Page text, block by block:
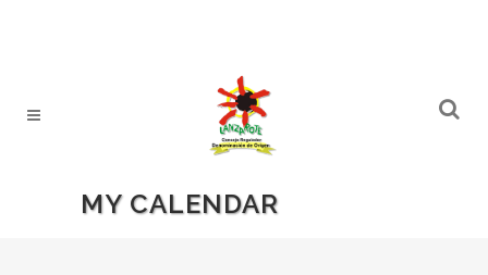
MY CALENDAR